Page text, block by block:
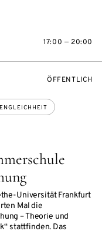
17:00 — 20:00
Universität Frankfurt
Mal die
– Theorie und
stattfinden. Das
ÖFFENTLICH